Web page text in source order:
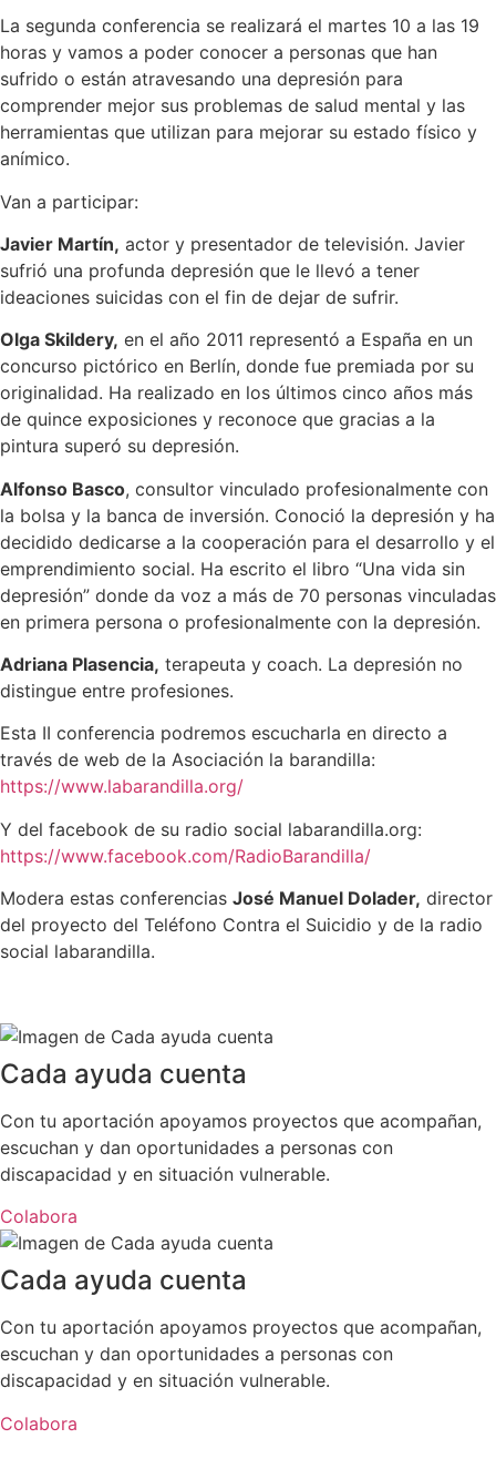
La segunda conferencia se realizará el martes 10 a las 19
horas y vamos a poder conocer a personas que han
sufrido o están atravesando una depresión para
comprender mejor sus problemas de salud mental y las
herramientas que utilizan para mejorar su estado físico y
anímico.
Van a participar:
Javier Martín, actor y presentador de televisión. Javier
sufrió una profunda depresión que le llevó a tener
ideaciones suicidas con el fin de dejar de sufrir.
Olga Skildery, en el año 2011 representó a España en un
concurso pictórico en Berlín, donde fue premiada por su
originalidad. Ha realizado en los últimos cinco años más
de quince exposiciones y reconoce que gracias a la
pintura superó su depresión.
Alfonso Basco, consultor vinculado profesionalmente con
la bolsa y la banca de inversión. Conoció la depresión y ha
decidido dedicarse a la cooperación para el desarrollo y el
emprendimiento social. Ha escrito el libro “Una vida sin
depresión” donde da voz a más de 70 personas vinculadas
en primera persona o profesionalmente con la depresión.
Adriana Plasencia, terapeuta y coach. La depresión no
distingue entre profesiones.
Esta II conferencia podremos escucharla en directo a
través de web de la Asociación la barandilla:
https://www.labarandilla.org/
Y del facebook de su radio social labarandilla.org:
https://www.facebook.com/RadioBarandilla/
Modera estas conferencias José Manuel Dolader, director
del proyecto del Teléfono Contra el Suicidio y de la radio
social labarandilla.
Cada ayuda cuenta
Con tu aportación apoyamos proyectos que acompañan,
escuchan y dan oportunidades a personas con
discapacidad y en situación vulnerable.
Colabora
Cada ayuda cuenta
Con tu aportación apoyamos proyectos que acompañan,
escuchan y dan oportunidades a personas con
discapacidad y en situación vulnerable.
Colabora